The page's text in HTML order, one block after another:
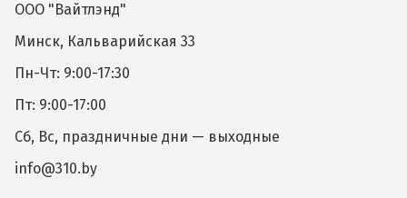
ООО "Вайтлэнд"
Минск, Кальварийская 33
Пн-Чт: 9:00-17:30
Пт: 9:00-17:00
Сб, Вс, праздничные дни — выходные
info@310.by